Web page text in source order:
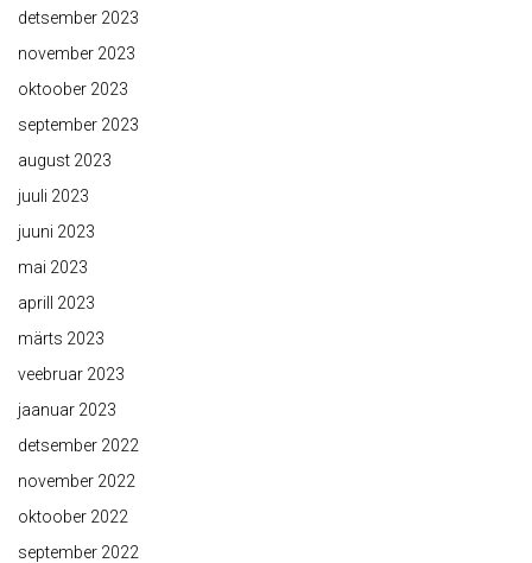
detsember 2023
november 2023
oktoober 2023
september 2023
august 2023
juuli 2023
juuni 2023
mai 2023
aprill 2023
märts 2023
veebruar 2023
jaanuar 2023
detsember 2022
november 2022
oktoober 2022
september 2022